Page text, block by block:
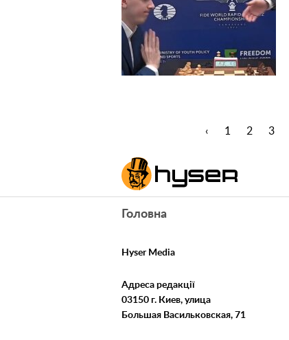
‹ 1 2 3
Головна
Hyser Media
Адреса редакції
03150 г. Киев, улица
Большая Васильковская, 71